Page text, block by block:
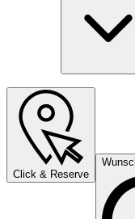
Click & Reserve